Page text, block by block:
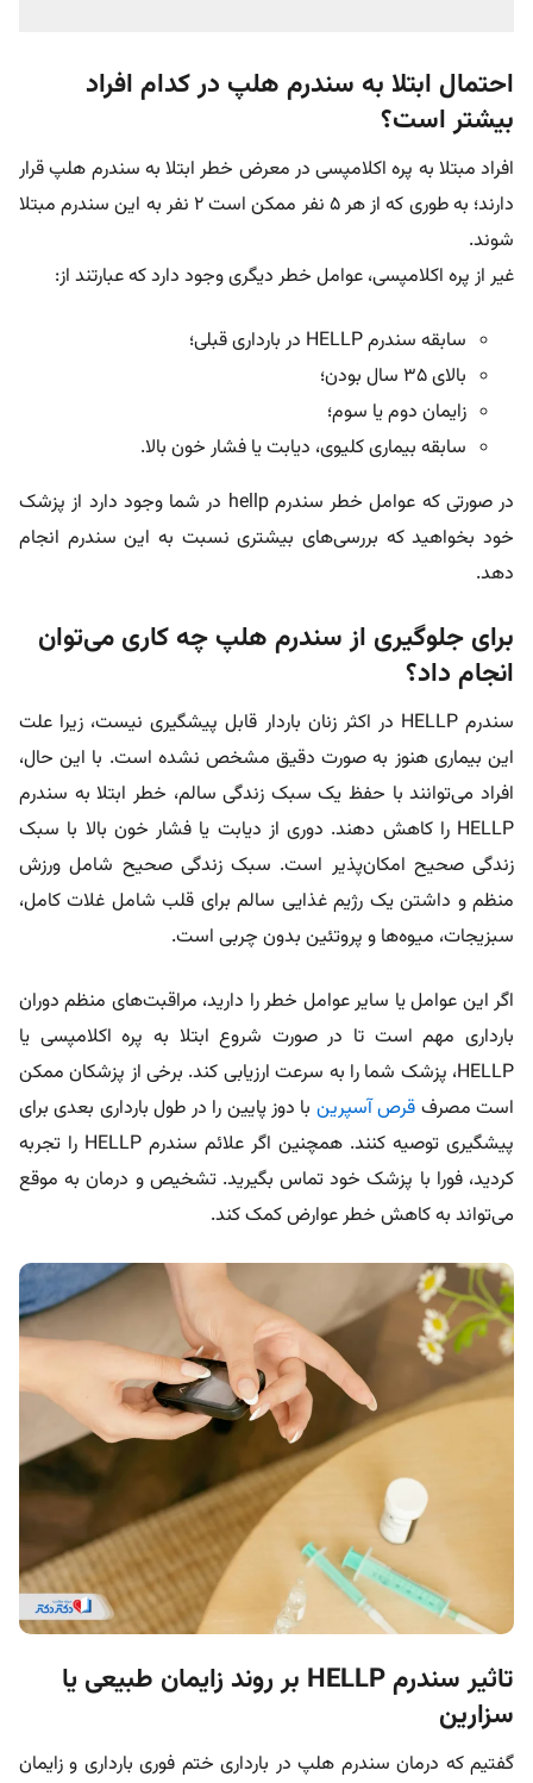
احتمال ابتلا به سندرم هلپ در کدام افراد
بیشتر است؟
افراد مبتلا به پره اکلامپسی در معرض خطر ابتلا به سندرم هلپ قرار
دارند؛ به طوری که از هر 5 نفر ممکن است 2 نفر به این سندرم مبتلا
شوند.
غیر از پره اکلامپسی، عوامل خطر دیگری وجود دارد که عبارتند از:
سابقه سندرم HELLP در بارداری قبلی؛
بالای 35 سال بودن؛
زایمان دوم یا سوم؛
سابقه بیماری کلیوی، دیابت یا فشار خون بالا.
در صورتی که عوامل خطر سندرم hellp در شما وجود دارد از پزشک
خود بخواهید که بررسی‌های بیشتری نسبت به این سندرم انجام
دهد.
برای جلوگیری از سندرم هلپ چه کاری می‌توان
انجام داد؟
سندرم HELLP در اکثر زنان باردار قابل پیشگیری نیست، زیرا علت
این بیماری هنوز به صورت دقیق مشخص نشده است. با این حال،
افراد می‌توانند با حفظ یک سبک زندگی سالم، خطر ابتلا به سندرم
HELLP را کاهش دهند. دوری از دیابت یا فشار خون بالا با سبک
زندگی صحیح امکان‌پذیر است. سبک زندگی صحیح شامل ورزش
منظم و داشتن یک رژیم غذایی سالم برای قلب شامل غلات کامل،
سبزیجات، میوه‌ها و پروتئین بدون چربی است.
اگر این عوامل یا سایر عوامل خطر را دارید، مراقبت‌های منظم دوران
بارداری مهم است تا در صورت شروع ابتلا به پره اکلامپسی یا
HELLP، پزشک شما را به سرعت ارزیابی کند. برخی از پزشکان ممکن
است مصرف قرص آسپرین با دوز پایین را در طول بارداری بعدی برای
پیشگیری توصیه کنند. همچنین اگر علائم سندرم HELLP را تجربه
کردید، فورا با پزشک خود تماس بگیرید. تشخیص و درمان به موقع
می‌تواند به کاهش خطر عوارض کمک کند.
تاثیر سندرم HELLP بر روند زایمان طبیعی یا
سزارین
گفتیم که درمان سندرم هلپ در بارداری ختم فوری بارداری و زایمان